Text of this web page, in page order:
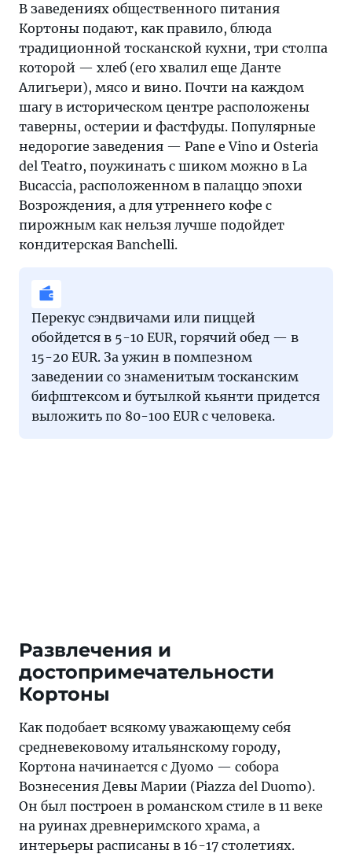
В заведениях общественного питания
Кортоны подают, как правило, блюда
традиционной тосканской кухни, три столпа
которой — хлеб (его хвалил еще Данте
Алигьери), мясо и вино. Почти на каждом
шагу в историческом центре расположены
таверны, остерии и фастфуды. Популярные
недорогие заведения — Pane e Vino и Osteria
del Teatro, поужинать с шиком можно в La
Bucaccia, расположенном в палаццо эпохи
Возрождения, а для утреннего кофе с
пирожным как нельзя лучше подойдет
кондитерская Banchelli.
Перекус сэндвичами или пиццей
обойдется в 5-10 EUR, горячий обед — в
15-20 EUR. За ужин в помпезном
заведении со знаменитым тосканским
бифштексом и бутылкой кьянти придется
выложить по 80-100 EUR с человека.
Развлечения и
достопримечательности
Кортоны
Как подобает всякому уважающему себя
средневековому итальянскому городу,
Кортона начинается с Дуомо — собора
Вознесения Девы Марии (Piazza del Duomo).
Он был построен в романском стиле в 11 веке
на руинах древнеримского храма, а
интерьеры расписаны в 16-17 столетиях.